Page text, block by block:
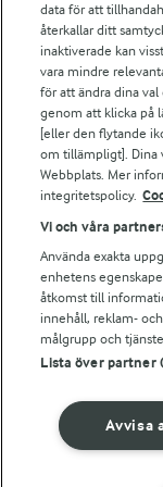
Falbygdens Ost
Arla webbshop
Bildbank
Följ oss
© 2026 Arla Foods
Integritetspolicy
data för att
återkallar ditt
inaktiverade kan
vara mindre
för att ändra dina
genom att klicka på
[eller den flytande
om tillämpligt]. Dina
Webbplats. Mer
integritetspolicy.
Vi och våra
Använda exakta
enhetens
åtkomst till
innehåll, reklam-
målgrupp och
Lista över partner
Avvisa